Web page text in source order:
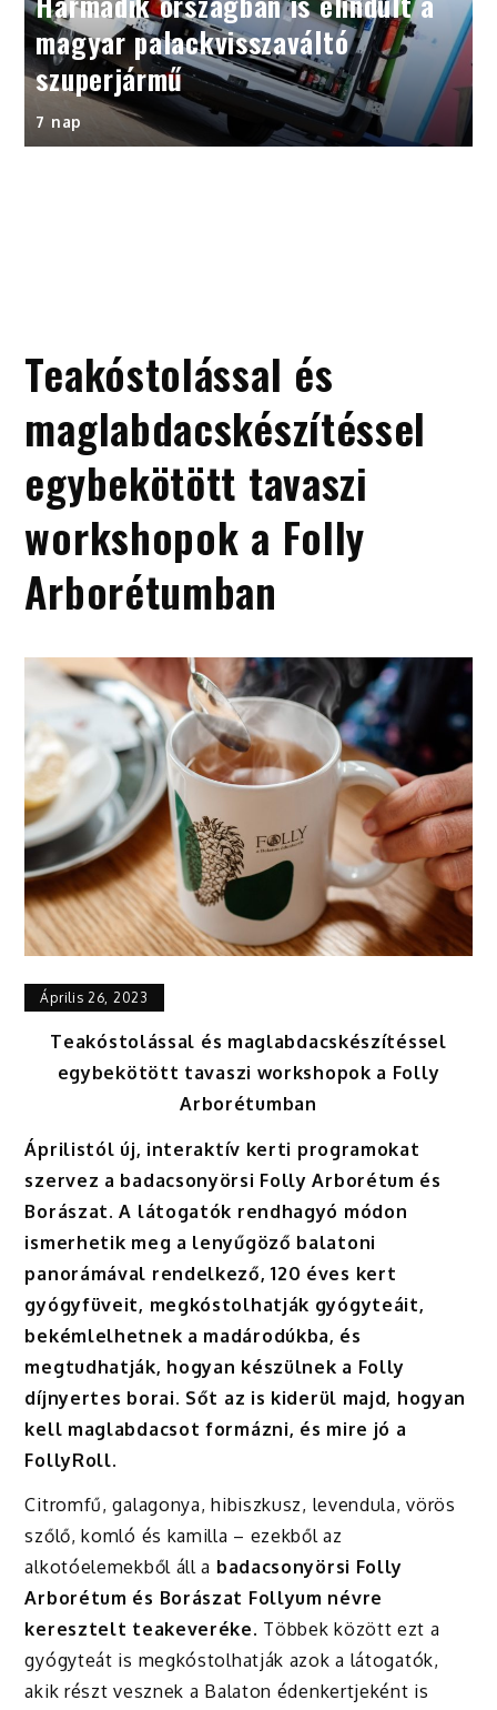
magyar palackvisszaváltó
szuperjármű
7 nap
Teakóstolással és
maglabdacskészítéssel
egybekötött tavaszi
workshopok a Folly
Arborétumban
Április 26, 2023
Teakóstolással és maglabdacskészítéssel
egybekötött tavaszi workshopok a Folly
Arborétumban
Áprilistól új, interaktív kerti programokat
szervez a badacsonyörsi Folly Arborétum és
Borászat. A látogatók rendhagyó módon
ismerhetik meg a lenyűgöző balatoni
panorámával rendelkező, 120 éves kert
gyógyfüveit, megkóstolhatják gyógyteáit,
bekémlelhetnek a madárodúkba, és
megtudhatják, hogyan készülnek a Folly
díjnyertes borai. Sőt az is kiderül majd, hogyan
kell maglabdacsot formázni, és mire jó a
FollyRoll.
Citromfű, galagonya, hibiszkusz, levendula, vörös
szőlő, komló és kamilla – ezekből az
alkotóelemekből áll a badacsonyörsi Folly
Arborétum és Borászat Follyum névre
keresztelt teakeveréke. Többek között ezt a
gyógyteát is megkóstolhatják azok a látogatók,
akik részt vesznek a Balaton édenkertjeként is